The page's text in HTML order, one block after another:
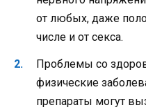
от любых, даже
числе и от секса.
Проблемы со
физические
препараты могут